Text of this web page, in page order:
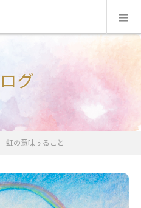
グ
虹の意味すること